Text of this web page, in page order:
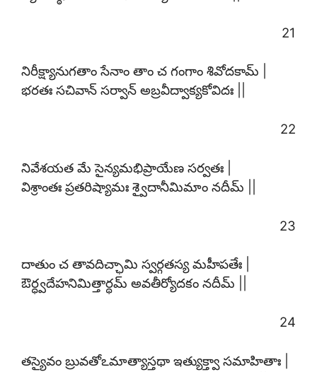
21
నిరీక్ష్యానుగతాం సేనాం తాం చ గంగాం శివోదకామ్ |
భరతః సచివాన్ సర్వాన్ అబ్రవీద్వాక్యకోవిదః ||
22
నివేశయత మే సైన్యమభిప్రాయేణ సర్వతః |
విశ్రాంతః ప్రతరిష్యామః శ్వైదానీమిమాం నదీమ్ ||
23
దాతుం చ తావదిచ్ఛామి స్వర్గతస్య మహీపతేః |
ఔర్ధ్వదేహనిమిత్తార్థమ్ అవతీర్యోదకం నదీమ్ ||
24
తస్యైవం బ్రువతోఽమాత్యాస్తథా ఇత్యుక్త్వా సమాహితాః |